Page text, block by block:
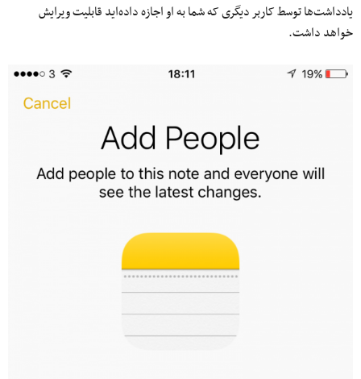
یادداشت‌ها توسط کاربر دیگری که شما به او اجازه داده‌اید قابلیت ویرایش
خواهد داشت.